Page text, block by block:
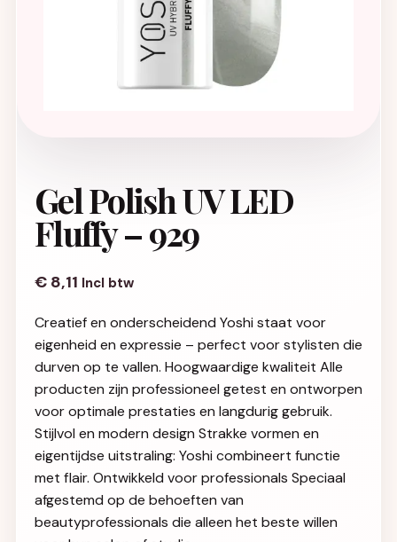
Gel Polish UV LED
Fluffy – 929
€ 8,11 Incl btw
Creatief en onderscheidend Yoshi staat voor
eigenheid en expressie – perfect voor stylisten die
durven op te vallen. Hoogwaardige kwaliteit Alle
producten zijn professioneel getest en ontworpen
voor optimale prestaties en langdurig gebruik.
Stijlvol en modern design Strakke vormen en
eigentijdse uitstraling: Yoshi combineert functie
met flair. Ontwikkeld voor professionals Speciaal
afgestemd op de behoeften van
beautyprofessionals die alleen het beste willen